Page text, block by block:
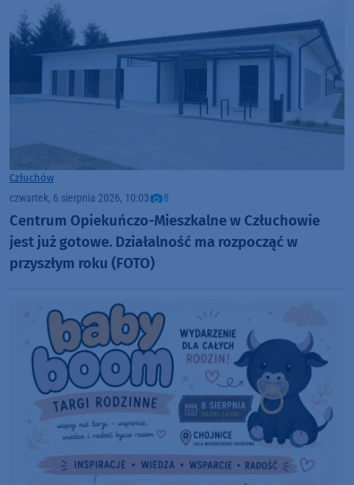
Człuchów
czwartek, 6 sierpnia 2026, 10:03 8
Centrum Opiekuńczo-Mieszkalne w Człuchowie
jest już gotowe. Działalność ma rozpocząć w
przyszłym roku (FOTO)